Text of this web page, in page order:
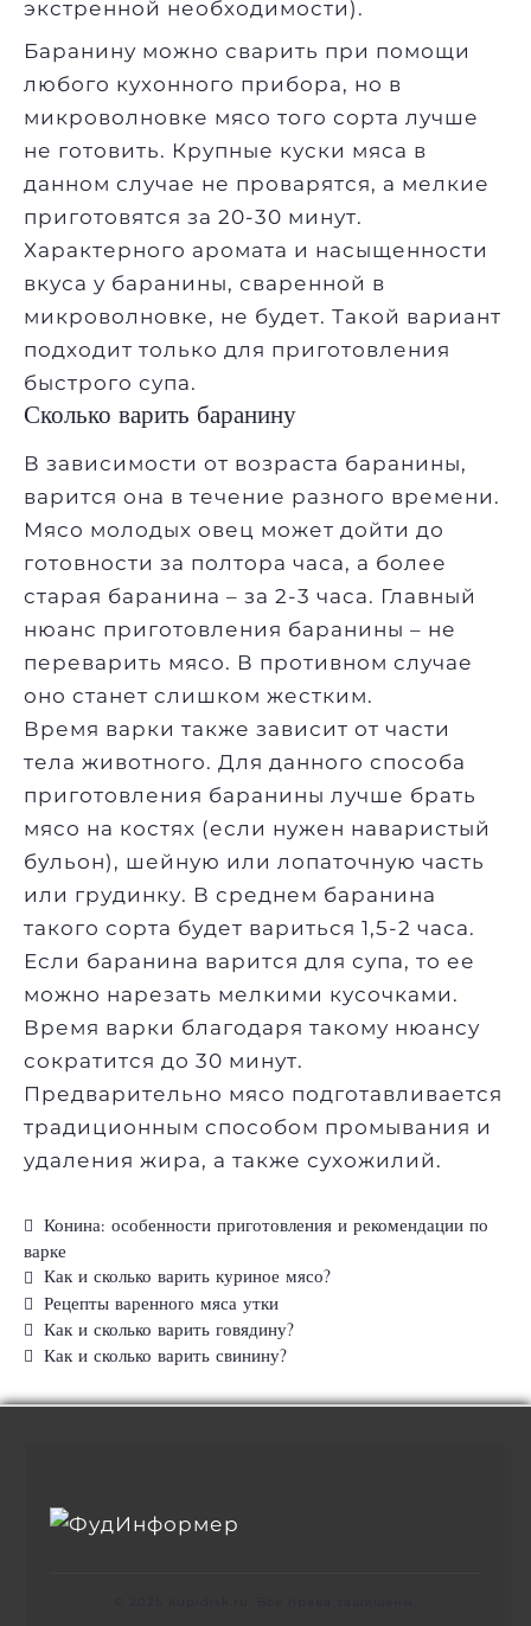
экстренной необходимости).
Баранину можно сварить при помощи
любого кухонного прибора, но в
микроволновке мясо того сорта лучше
не готовить. Крупные куски мяса в
данном случае не проварятся, а мелкие
приготовятся за 20-30 минут.
Характерного аромата и насыщенности
вкуса у баранины, сваренной в
микроволновке, не будет. Такой вариант
подходит только для приготовления
быстрого супа.
Сколько варить баранину
В зависимости от возраста баранины,
варится она в течение разного времени.
Мясо молодых овец может дойти до
готовности за полтора часа, а более
старая баранина – за 2-3 часа. Главный
нюанс приготовления баранины – не
переварить мясо. В противном случае
оно станет слишком жестким.
Время варки также зависит от части
тела животного. Для данного способа
приготовления баранины лучше брать
мясо на костях (если нужен наваристый
бульон), шейную или лопаточную часть
или грудинку. В среднем баранина
такого сорта будет вариться 1,5-2 часа.
Если баранина варится для супа, то ее
можно нарезать мелкими кусочками.
Время варки благодаря такому нюансу
сократится до 30 минут.
Предварительно мясо подготавливается
традиционным способом промывания и
удаления жира, а также сухожилий.
Конина: особенности приготовления и рекомендации по
варке
Как и сколько варить куриное мясо?
Рецепты варенного мяса утки
Как и сколько варить говядину?
Как и сколько варить свинину?